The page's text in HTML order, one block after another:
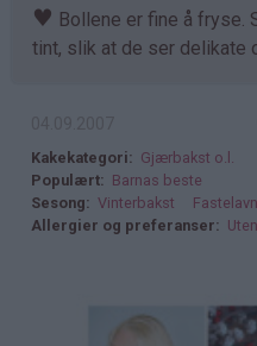
♥ Bollene er fine å fryse.
tint, slik at de ser delikate
Kakekategori
Gjærbakst o.l.
Populært
Barnas beste
Sesong
Vinterbakst
Fastelavn
Allergier og preferanser